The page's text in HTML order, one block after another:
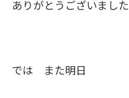
ありがとうございました
では また明日